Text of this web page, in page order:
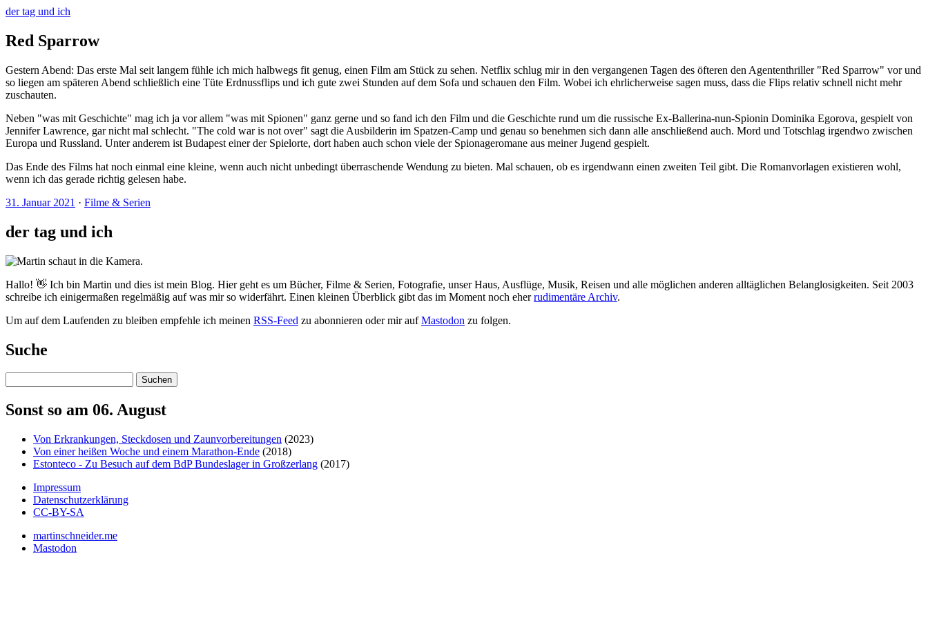
der tag und ich
Red Sparrow
Gestern Abend: Das erste Mal seit langem fühle ich mich halbwegs fit genug, einen Film am Stück zu sehen. Netflix schlug mir in den vergangenen Tagen des öfteren den Agententhriller "Red Sparrow" vor und
so liegen am späteren Abend schließlich eine Tüte Erdnussflips und ich gute zwei Stunden auf dem Sofa und schauen den Film. Wobei ich ehrlicherweise sagen muss, dass die Flips relativ schnell nicht mehr
zuschauten.
Neben "was mit Geschichte" mag ich ja vor allem "was mit Spionen" ganz gerne und so fand ich den Film und die Geschichte rund um die russische Ex-Ballerina-nun-Spionin Dominika Egorova, gespielt von
Jennifer Lawrence, gar nicht mal schlecht. "The cold war is not over" sagt die Ausbilderin im Spatzen-Camp und genau so benehmen sich dann alle anschließend auch. Mord und Totschlag irgendwo zwischen
Europa und Russland. Unter anderem ist Budapest einer der Spielorte, dort haben auch schon viele der Spionageromane aus meiner Jugend gespielt.
Das Ende des Films hat noch einmal eine kleine, wenn auch nicht unbedingt überraschende Wendung zu bieten. Mal schauen, ob es irgendwann einen zweiten Teil gibt. Die Romanvorlagen existieren wohl,
wenn ich das gerade richtig gelesen habe.
31. Januar 2021 · Filme & Serien
der tag und ich
Hallo! 👋 Ich bin Martin und dies ist mein Blog. Hier geht es um Bücher, Filme & Serien, Fotografie, unser Haus, Ausflüge, Musik, Reisen und alle möglichen anderen alltäglichen Belanglosigkeiten. Seit 2003
schreibe ich einigermaßen regelmäßig auf was mir so widerfährt. Einen kleinen Überblick gibt das im Moment noch eherrudimentäre Archiv.
Um auf dem Laufenden zu bleiben empfehle ich meinen RSS-Feed zu abonnieren oder mir aufMastodon zu folgen.
Suche
Suchen
Sonst so am 06. August
Von Erkrankungen, Steckdosen und Zaunvorbereitungen (2023)
Von einer heißen Woche und einem Marathon-Ende (2018)
Estonteco - Zu Besuch auf dem BdP Bundeslager in Großzerlang (2017)
Impressum
Datenschutzerklärung
CC-BY-SA
martinschneider.me
Mastodon